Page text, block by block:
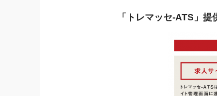
「トレマッセ-ATS」 提